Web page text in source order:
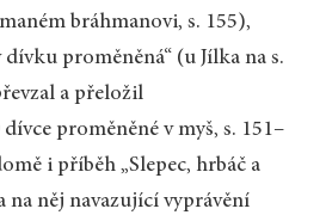
bráhmanovi, s. 155),
dívku proměněná“ (u Jílka na s.
a přeložil
proměněné v myš, s. 151–
i příběh „Slepec, hrbáč a
na něj navazující vyprávění